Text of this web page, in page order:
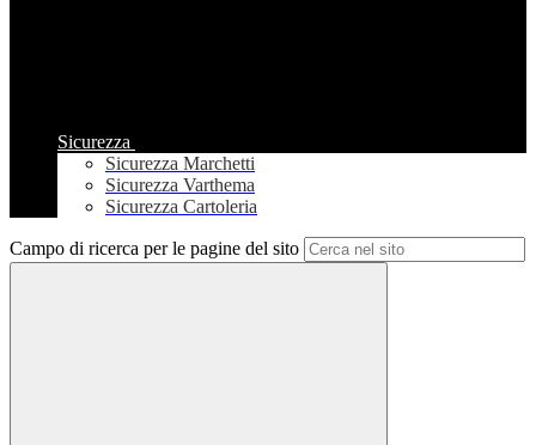
Sicurezza
Sicurezza Marchetti
Sicurezza Varthema
Sicurezza Cartoleria
Campo di ricerca per le pagine del sito